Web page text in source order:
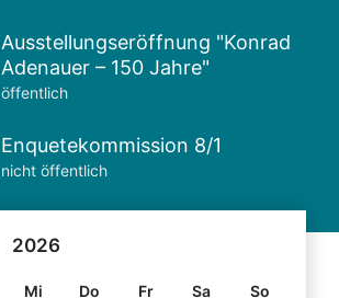
Ausstellungseröffnung "Konrad
Adenauer – 150 Jahre"
öffentlich
Enquetekommission 8/1
nicht öffentlich
2026
Mi Do Fr Sa
So